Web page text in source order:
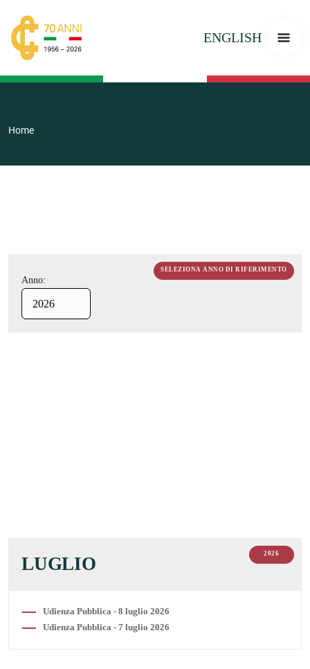
ENGLISH
Home
SELEZIONA ANNO DI RIFERIMENTO
Anno:
2026
LUGLIO
Udienza Pubblica - 8 luglio 2026
Udienza Pubblica - 7 luglio 2026